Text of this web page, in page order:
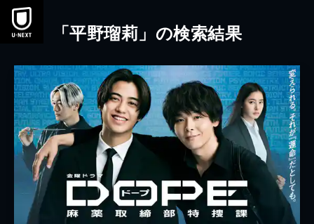
本文へスキップ
「平野瑠莉」の検索結果